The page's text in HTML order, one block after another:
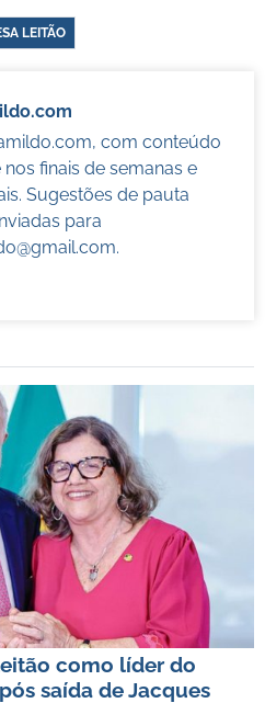
LEITÃO
com conteúdo
finais de semanas e
Sugestões de pauta
para
.
como líder do
saída de Jacques